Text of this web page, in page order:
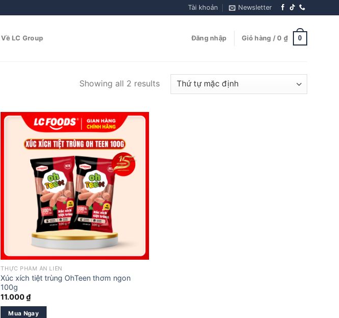
Tài khoản Newsletter
Về LC Group Đăng nhập Giỏ hàng /0 ₫ 0
Showing all 2 results
THỰC PHẨM ĂN LIỀN
Xúc xích tiệt trùng OhTeen thơm ngon
100g
11.000₫
Mua Ngay